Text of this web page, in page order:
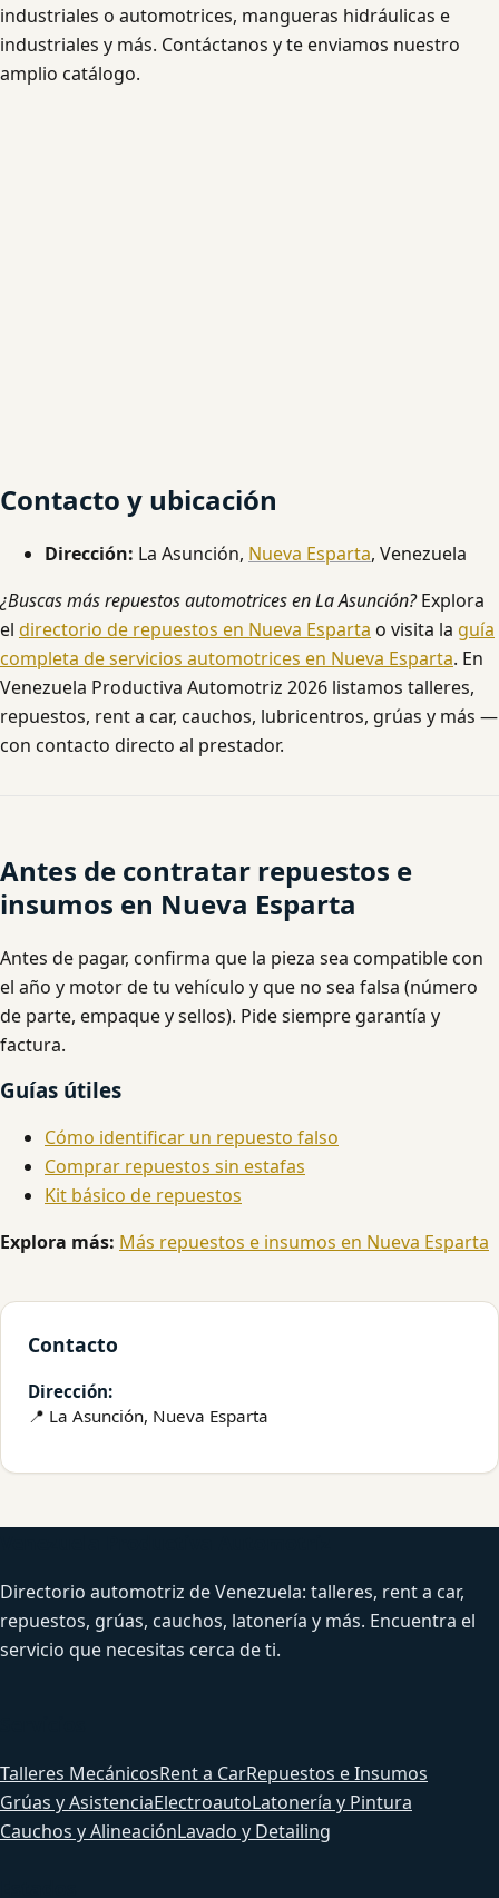
industriales o automotrices, mangueras hidráulicas e
industriales y más. Contáctanos y te enviamos nuestro
amplio catálogo.
Contacto y ubicación
Dirección: La Asunción, Nueva Esparta, Venezuela
¿Buscas más repuestos automotrices en La Asunción?Explora
el directorio de repuestos en Nueva Esparta o visita la guía
completa de servicios automotrices en Nueva Esparta. En
Venezuela Productiva Automotriz 2026 listamos talleres,
repuestos, rent a car, cauchos, lubricentros, grúas y más —
con contacto directo al prestador.
Antes de contratar repuestos e
insumos en Nueva Esparta
Antes de pagar, confirma que la pieza sea compatible con
el año y motor de tu vehículo y que no sea falsa (número
de parte, empaque y sellos). Pide siempre garantía y
factura.
Guías útiles
Cómo identificar un repuesto falso
Comprar repuestos sin estafas
Kit básico de repuestos
Explora más: Más repuestos e insumos en Nueva Esparta
Contacto
Dirección:
📍 La Asunción, Nueva Esparta
Directorio automotriz de Venezuela: talleres, rent a car,
repuestos, grúas, cauchos, latonería y más. Encuentra el
servicio que necesitas cerca de ti.
Talleres MecánicosRent a CarRepuestos e Insumos
Grúas y AsistenciaElectroautoLatonería y Pintura
Cauchos y AlineaciónLavado y Detailing